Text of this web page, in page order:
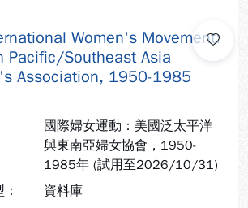
Women's Movement:
Pacific/Southeast Asia
Association, 1950-1985
國際婦女運動：美國泛太平洋
與東南亞婦女協會，1950-
1985年 (試用至2026/10/31)
資料庫